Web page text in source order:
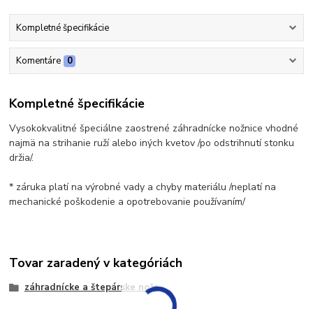
Kompletné špecifikácie
Komentáre 0
Kompletné špecifikácie
Vysokokvalitné špeciálne zaostrené záhradnícke nožnice vhodné
najmä na strihanie ruží alebo iných kvetov /po odstrihnutí stonku
držia/.
* záruka platí na výrobné vady a chyby materiálu /neplatí na
mechanické poškodenie a opotrebovanie používaním/
Tovar zaradený v kategóriách
záhradnícke a štepárske nože